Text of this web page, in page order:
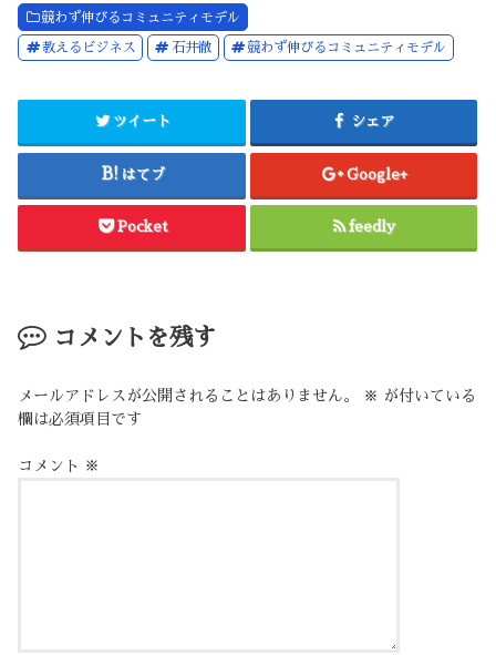
競わず伸びるコミュニティモデル
教えるビジネス 石井徹 競わず伸びるコミュニティモデル
ツイート シェア
はてブ Google+
Pocket feedly
コメントを残す
メールアドレスが公開されることはありません。 ※ が付いている
欄は必須項目です
コメント ※